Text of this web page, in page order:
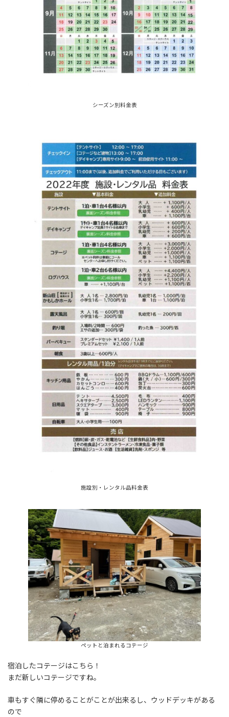
シーズン別料金表
施設別・レンタル品料金表
ペットと泊まれるコテージ
宿泊したコテージはこちら！
まだ新しいコテージですね。
車もすぐ隣に停めることがことが出来るし、ウッドデッキがある
ので